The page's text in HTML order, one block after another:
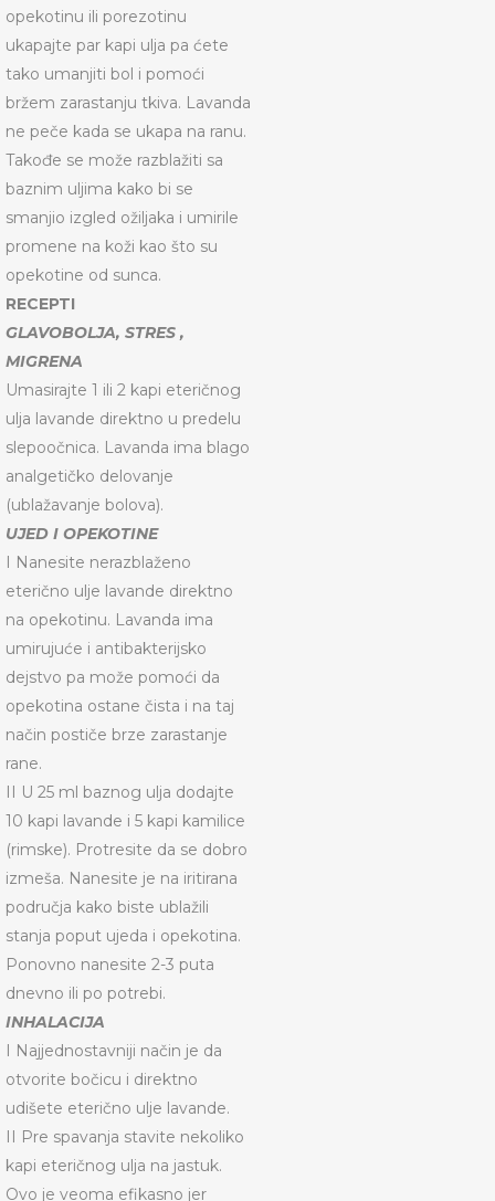
opekotinu ili porezotinu
ukapajte par kapi ulja pa ćete
tako umanjiti bol i pomoći
bržem zarastanju tkiva. Lavanda
ne peče kada se ukapa na ranu.
Takođe se može razblažiti sa
baznim uljima kako bi se
smanjio izgled ožiljaka i umirile
promene na koži kao što su
opekotine od sunca.
RECEPTI
GLAVOBOLJA, STRES ,
MIGRENA
Umasirajte 1 ili 2 kapi eteričnog
ulja lavande direktno u predelu
slepoočnica. Lavanda ima blago
analgetičko delovanje
(ublažavanje bolova).
UJED I OPEKOTINE
I Nanesite nerazblaženo
eterično ulje lavande direktno
na opekotinu. Lavanda ima
umirujuće i antibakterijsko
dejstvo pa može pomoći da
opekotina ostane čista i na taj
način postiče brze zarastanje
rane.
II U 25 ml baznog ulja dodajte
10 kapi lavande i 5 kapi kamilice
(rimske). Protresite da se dobro
izmeša. Nanesite je na iritirana
područja kako biste ublažili
stanja poput ujeda i opekotina.
Ponovno nanesite 2-3 puta
dnevno ili po potrebi.
INHALACIJA
I Najjednostavniji način je da
otvorite bočicu i direktno
udišete eterično ulje lavande.
II Pre spavanja stavite nekoliko
kapi eteričnog ulja na jastuk.
Ovo je veoma efikasno jer